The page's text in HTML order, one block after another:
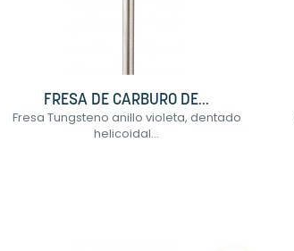
FRESA DE CARBURO DE...
Fresa Tungsteno anillo violeta, dentado
helicoidal...